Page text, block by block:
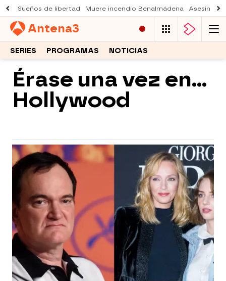
Sueños de libertad Muere incendio Benalmádena Asesinato
Antena3
SERIES PROGRAMAS NOTICIAS
Érase una vez en...
Hollywood